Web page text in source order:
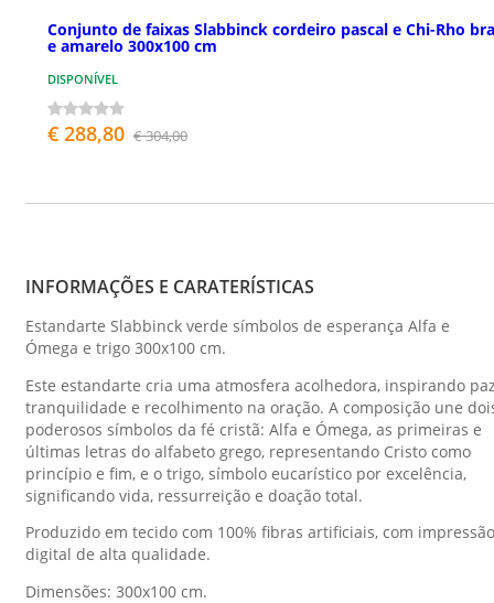
Conjunto de faixas Slabbinck cordeiro pascal e Chi-Rho
e amarelo 300x100 cm
DISPONÍVEL
€ 288,80 € 304,00
INFORMAÇÕES E CARATERÍSTICAS
Estandarte Slabbinck verde símbolos de esperança Alfa e
Ómega e trigo 300x100 cm.
Este estandarte cria uma atmosfera acolhedora, inspirando
tranquilidade e recolhimento na oração. A composição une
poderosos símbolos da fé cristã: Alfa e Ómega, as primeiras e
últimas letras do alfabeto grego, representando Cristo como
princípio e fim, e o trigo, símbolo eucarístico por excelência,
significando vida, ressurreição e doação total.
Produzido em tecido com 100% fibras artificiais, com impressão
digital de alta qualidade.
Dimensões: 300x100 cm.